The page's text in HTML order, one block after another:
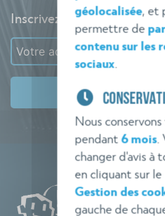
Inscrivez-vous à l'alerte
géolocalisée, et
permettre de
contenu sur les
sociaux
Nous
pendant6 mois.
changer d'avis à
en cliquant sur
Gestion des
gauche de